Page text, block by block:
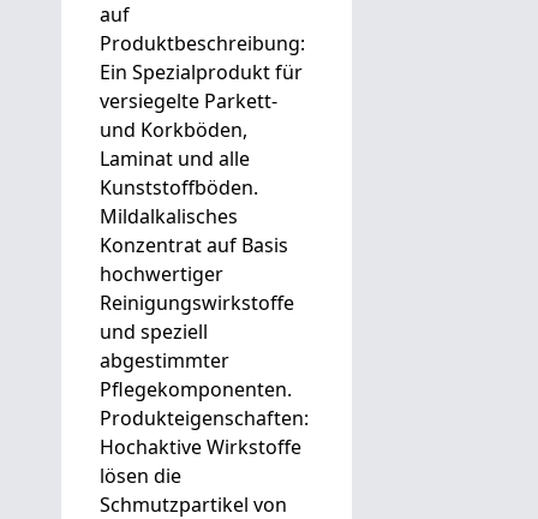
auf
Produktbeschreibung:
Ein Spezialprodukt für
versiegelte Parkett-
und Korkböden,
Laminat und alle
Kunststoffböden.
Mildalkalisches
Konzentrat auf Basis
hochwertiger
Reinigungswirkstoffe
und speziell
abgestimmter
Pflegekomponenten.
Produkteigenschaften:
Hochaktive Wirkstoffe
lösen die
Schmutzpartikel von